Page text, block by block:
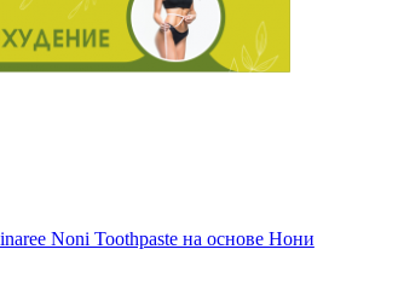
Noni Toothpaste на основе Нони